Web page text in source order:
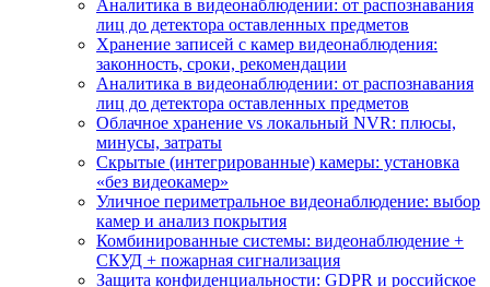
Аналитика в видеонаблюдении: от распознавания
лиц до детектора оставленных предметов
Хранение записей с камер видеонаблюдения:
законность, сроки, рекомендации
Аналитика в видеонаблюдении: от распознавания
лиц до детектора оставленных предметов
Облачное хранение vs локальный NVR: плюсы,
минусы, затраты
Скрытые (интегрированные) камеры: установка
«без видеокамер»
Уличное периметральное видеонаблюдение: выбор
камер и анализ покрытия
Комбинированные системы: видеонаблюдение +
СКУД + пожарная сигнализация
Защита конфиденциальности: GDPR и российское